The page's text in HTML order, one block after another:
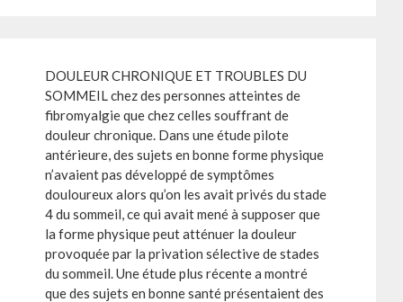
DOULEUR CHRONIQUE ET TROUBLES DU
SOMMEIL chez des personnes atteintes de
fibromyalgie que chez celles souffrant de
douleur chronique. Dans une étude pilote
antérieure, des sujets en bonne forme physique
n’avaient pas développé de symptômes
douloureux alors qu’on les avait privés du stade
4 du sommeil, ce qui avait mené à supposer que
la forme physique peut atténuer la douleur
provoquée par la privation sélective de stades
du sommeil. Une étude plus récente a montré
que des sujets en bonne santé présentaient des